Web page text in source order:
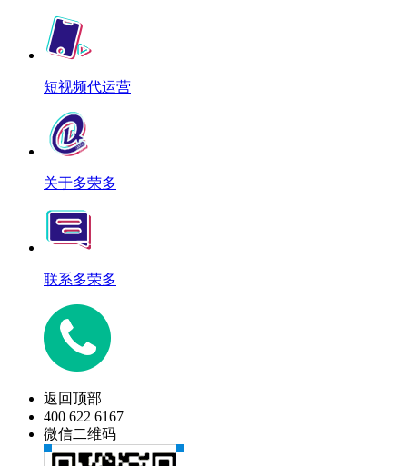
短视频代运营
关于多荣多
联系多荣多
返回顶部
400 622 6167
微信二维码